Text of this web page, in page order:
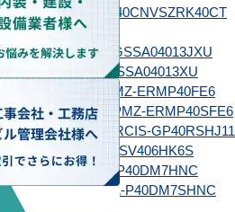
SZRK40CNT SZRK40CNVSZRK40CT
SZRK40CV
GSSA04013JMUB
GSSA04013JXU
GSSA04013MUBGSSA04013XU
PMZ-ERMP40FE6
PMZ-ERMP40SF6
PMZ-ERMP40SFE6
RCIS-GP40RSH11
RCIS-GP40RSHJ11
FDTSV406HK6S
PA-P40DM7HCPA-P40DM7HNC
PA-P40DM7SHCPA-P40DM7SHNC